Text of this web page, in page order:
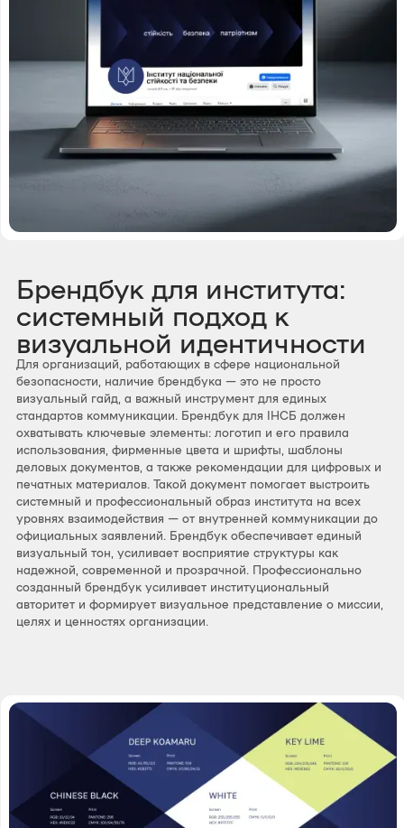
Брендбук для института:
системный подход к
визуальной идентичности
Для организаций, работающих в сфере национальной
безопасности, наличие брендбука — это не просто
визуальный гайд, а важный инструмент для единых
стандартов коммуникации. Брендбук для ІНСБ должен
охватывать ключевые элементы: логотип и его правила
использования, фирменные цвета и шрифты, шаблоны
деловых документов, а также рекомендации для цифровых и
печатных материалов. Такой документ помогает выстроить
системный и профессиональный образ института на всех
уровнях взаимодействия — от внутренней коммуникации до
официальных заявлений. Брендбук обеспечивает единый
визуальный тон, усиливает восприятие структуры как
надежной, современной и прозрачной. Профессионально
созданный брендбук усиливает институциональный
авторитет и формирует визуальное представление о миссии,
целях и ценностях организации.